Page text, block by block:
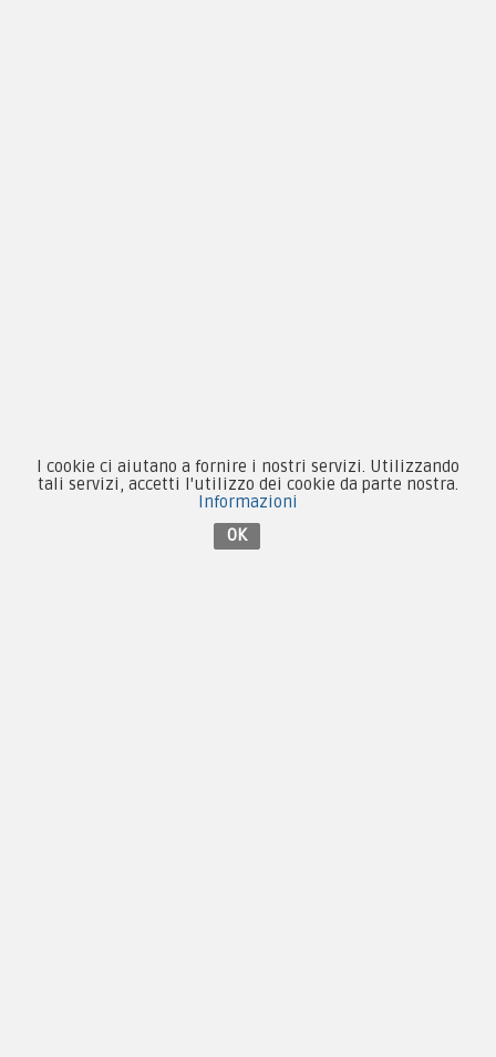
Collezionismo e Vintage
I cookie ci aiutano a fornire i nostri servizi. Utilizzando
tali servizi, accetti l'utilizzo dei cookie da parte nostra.
Informazioni
OK